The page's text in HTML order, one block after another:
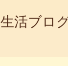
活ブロ